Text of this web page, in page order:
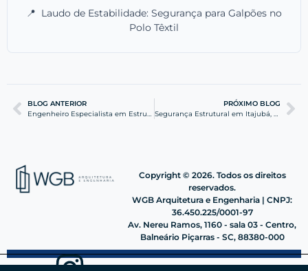
📍 Laudo de Estabilidade: Segurança para Galpões no
Polo Têxtil
BLOG ANTERIOR
Engenheiro Especialista em Estruturas em Barra Velha
PRÓXIMO BLOG
Segurança Estrutural em Itajubá, Barra Velha: Guia Técnico
Copyright © 2026. Todos os direitos
reservados.
WGB Arquitetura e Engenharia | CNPJ:
36.450.225/0001-97
Av. Nereu Ramos, 1160 - sala 03 - Centro,
Balneário Piçarras - SC, 88380-000